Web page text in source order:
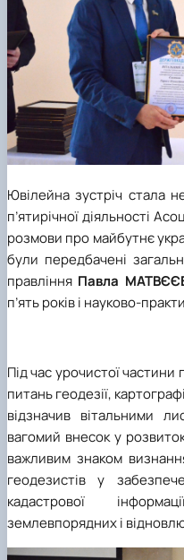
Ювілейна зустріч стала
п’ятирічної діяльності
розмови про майбутнє
були передбачені
правління Павла
п’ять років і науково-
Під час урочистої
питань геодезії,
відзначив вітальними
вагомий внесок у
важливим знаком
геодезистів у
кадастрової
землевпорядних і